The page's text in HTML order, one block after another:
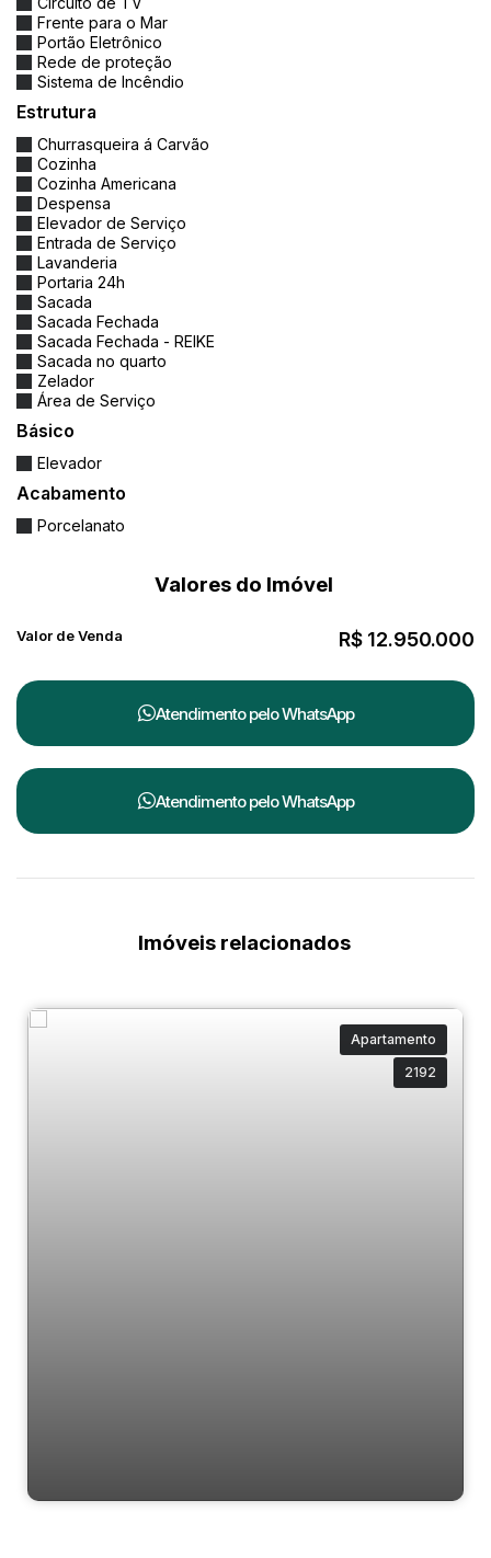
Frente para o Mar
Portão Eletrônico
Rede de proteção
Sistema de Incêndio
Estrutura
Churrasqueira á Carvão
Cozinha
Cozinha Americana
Despensa
Elevador de Serviço
Entrada de Serviço
Lavanderia
Portaria 24h
Sacada
Sacada Fechada
Sacada Fechada - REIKE
Sacada no quarto
Zelador
Área de Serviço
Básico
Elevador
Acabamento
Porcelanato
Valores do Imóvel
R$ 12.950.000
Valor de Venda
Atendimento peloWhatsApp
Atendimento peloWhatsApp
Imóveis relacionados
Apartamento
2192